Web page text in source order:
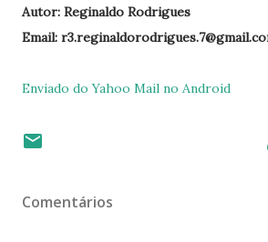
Autor: Reginaldo Rodrigues
Email:
Enviado do Yahoo Mail no Android
Comentários